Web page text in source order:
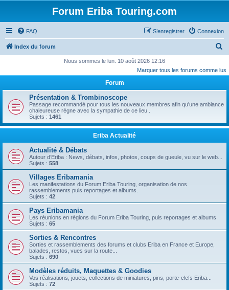
Forum Eriba Touring.com
FAQ Connexion
S’enregistrer
Index du forum
c
r
e
Nous sommes le lun. 10 août 2026 12:16
Marquer tous les forums comme lus
Forum
Présentation & Trombinoscope
Passage recommandé pour tous les nouveaux membres afin qu'une ambiance
chaleureuse règne avec la sympathie de ce lieu .
Sujets : 1461
Eriba Actualité
Actualité & Débats
Autour d’Eriba : News, débats, infos, photos, coups de gueule, vu sur le web...
Sujets : 558
Villages Eribamania
Les manifestations du Forum Eriba Touring, organisation de nos
rassemblements puis reportages et albums.
Sujets : 42
Pays Eribamania
Les réunions en régions du Forum Eriba Touring, puis reportages et albums
Sujets : 65
Sorties & Rencontres
Sorties et rassemblements des forums et clubs Eriba en France et Europe,
balades, restos, vues sur la route...
Sujets : 690
Modèles réduits, Maquettes & Goodies
Vos réalisations, jouets, collections de miniatures, pins, porte-clefs Eriba...
Sujets : 72